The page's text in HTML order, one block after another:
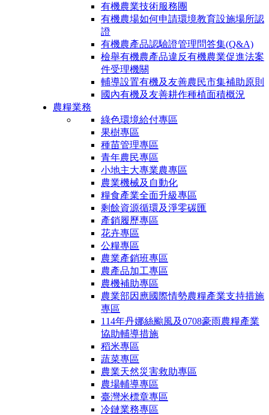
有機農業技術服務團
有機農場如何申請環境教育設施場所認
證
有機農產品認驗證管理問答集(Q&A)
檢舉有機農產品違反有機農業促進法案
件受理機關
輔導設置有機及友善農民市集補助原則
國內有機及友善耕作種植面積概況
農糧業務
綠色環境給付專區
果樹專區
種苗管理專區
青年農民專區
小地主大專業農專區
農業機械及自動化
糧食產業全面升級專區
剩餘資源循環及淨零碳匯
產銷履歷專區
花卉專區
公糧專區
農業產銷班專區
農產品加工專區
農機補助專區
農業部因應國際情勢農糧產業支持措施
專區
114年丹娜絲颱風及0708豪雨農糧產業
協助輔導措施
稻米專區
蔬菜專區
農業天然災害救助專區
農場輔導專區
臺灣米標章專區
冷鏈業務專區